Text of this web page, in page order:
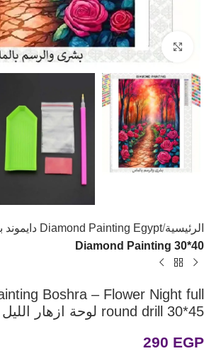
اضغط للتكبير
الرئيسية Diamond Painting Egypt دايموند بينتيج
Diamond Painting 30*40
Boshra – Flower Night full
round drill 30*45 لوحة ازهار الليل رسم بالماس
290 EGP